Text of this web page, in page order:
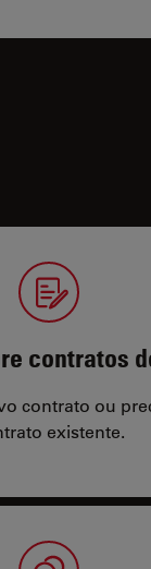
contratos
contrato ou
existente.